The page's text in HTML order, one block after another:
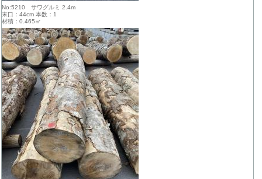
No:5210 サワグルミ 2.4m
末口：44cm 本数：1
材積：0.465㎥